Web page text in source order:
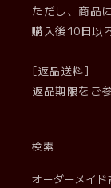
ただし、商品
購入後10日以
[返品送料]
返品期限をご
検索
オーダーメイド